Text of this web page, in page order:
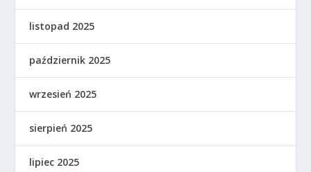
listopad 2025
październik 2025
wrzesień 2025
sierpień 2025
lipiec 2025